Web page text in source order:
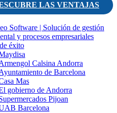
LAS VENTAJAS
éxito
Calsina Andorra
de Barcelona
Mas
gobierno de Andorra
Pijoan
Barcelona